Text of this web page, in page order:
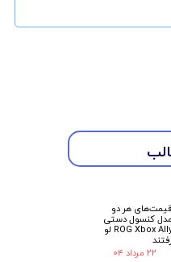
قیمت‌های هر دو
مدل کنسول دستی
ROG Xbox Ally لو
رفتند
۲۲ مرداد ۰۴